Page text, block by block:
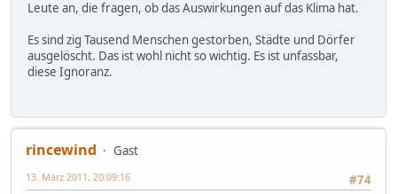
Leute an, die fragen, ob das Auswirkungen auf das Klima hat.
Es sind zig Tausend Menschen gestorben, Städte und Dörfer
ausgelöscht. Das ist wohl nicht so wichtig. Es ist unfassbar,
diese Ignoranz.
rincewind
Gast
#74
13. März 2011, 20:09:16